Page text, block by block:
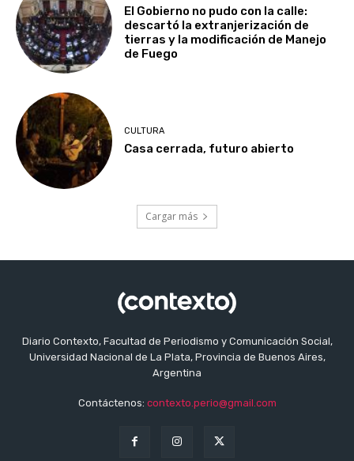
El Gobierno no pudo con la calle:
descartó la extranjerización de
tierras y la modificación de Manejo
de Fuego
CULTURA
Casa cerrada, futuro abierto
Cargar más
Diario Contexto, Facultad de Periodismo y Comunicación Social,
Universidad Nacional de La Plata, Provincia de Buenos Aires,
Argentina
Contáctenos: contexto.perio@gmail.com